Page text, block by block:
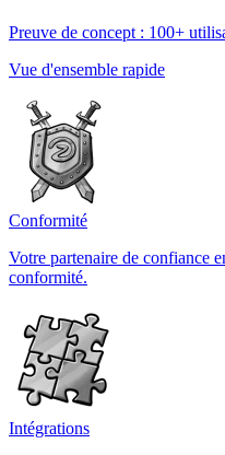
Preuve de concept : 100+
Vue d'ensemble rapide
Conformité
Votre partenaire de confiance
conformité.
Intégrations